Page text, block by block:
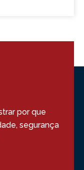
por que
segurança